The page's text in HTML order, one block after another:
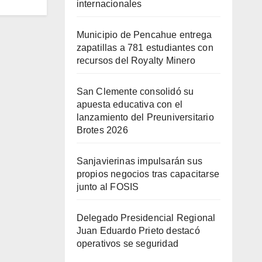
internacionales
Municipio de Pencahue entrega
zapatillas a 781 estudiantes con
recursos del Royalty Minero
San Clemente consolidó su
apuesta educativa con el
lanzamiento del Preuniversitario
Brotes 2026
Sanjavierinas impulsarán sus
propios negocios tras capacitarse
junto al FOSIS
Delegado Presidencial Regional
Juan Eduardo Prieto destacó
operativos se seguridad